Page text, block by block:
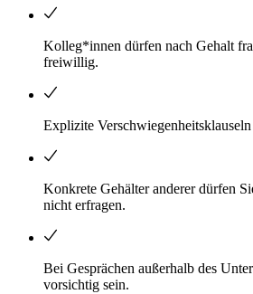
Kolleg*innen dürfen nach Gehalt
freiwillig.
Explizite
Konkrete Gehälter anderer dürfen
nicht erfragen.
Bei Gesprächen außerhalb des
vorsichtig sein.